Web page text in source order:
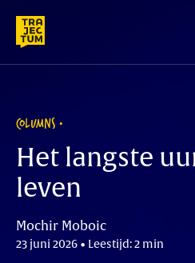
content
COLUMNS
Het langste
leven
Mochir Moboic
23 juni 2026 • Leestijd: 2 min